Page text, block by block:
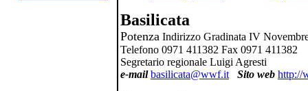
Basilicata
Potenza Indirizzo Gradinata IV
Telefono 0971 411382 Fax 0971 411382
Segretario regionale Luigi Agresti
e-mail basilicata@wwf.it Sito web http://